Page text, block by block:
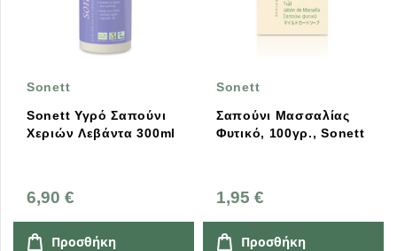
Sonett
Sonett Υγρό Σαπούνι
Χεριών Λεβάντα 300ml
6,90 €
Προσθήκη
Sonett
Σαπούνι Μασσαλίας
Φυτικό, 100γρ., Sonett
1,95 €
Προσθήκη